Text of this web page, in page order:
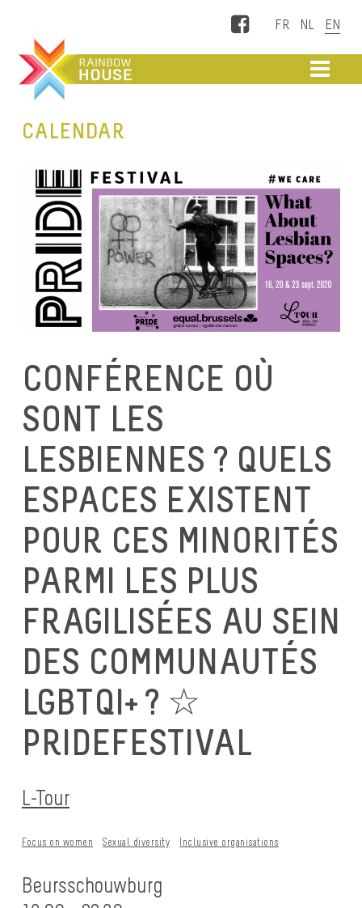
Facebook
CALENDAR
CONFÉRENCE OÙ
SONT LES
LESBIENNES ? QUELS
ESPACES EXISTENT
POUR CES MINORITÉS
PARMI LES PLUS
FRAGILISÉES AU SEIN
DES COMMUNAUTÉS
LGBTQI+ ? ☆
PRIDEFESTIVAL
L-Tour
Focus on women Sexual diversity Inclusive organisations
Beursschouwburg